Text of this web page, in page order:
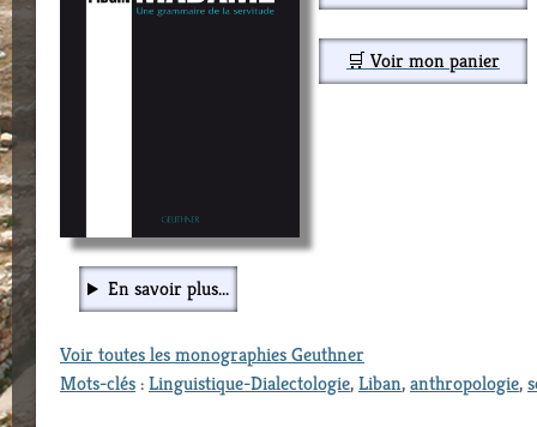
🛒 Voir mon panier
En savoir plus...
Voir toutes les monographies Geuthner
Mots-clés:Linguistique-Dialectologie,Liban,anthropologie,